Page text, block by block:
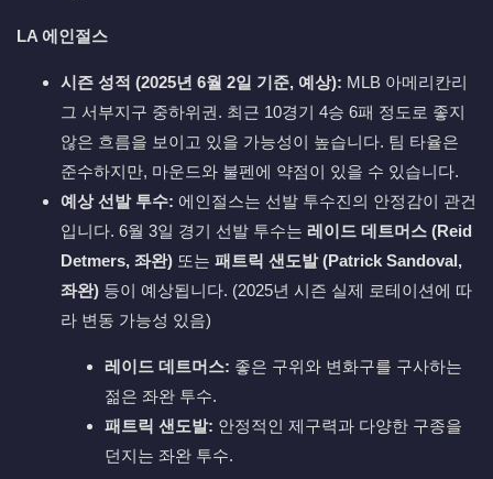
LA 에인절스
시즌 성적 (2025년 6월 2일 기준, 예상): MLB 아메리칸리
그 서부지구 중하위권. 최근 10경기 4승 6패 정도로 좋지
않은 흐름을 보이고 있을 가능성이 높습니다. 팀 타율은
준수하지만, 마운드와 불펜에 약점이 있을 수 있습니다.
예상 선발 투수: 에인절스는 선발 투수진의 안정감이 관건
입니다. 6월 3일 경기 선발 투수는 레이드 데트머스 (Reid
Detmers, 좌완) 또는 패트릭 샌도발 (Patrick Sandoval,
좌완) 등이 예상됩니다. (2025년 시즌 실제 로테이션에 따
라 변동 가능성 있음)
레이드 데트머스: 좋은 구위와 변화구를 구사하는
젊은 좌완 투수.
패트릭 샌도발: 안정적인 제구력과 다양한 구종을
던지는 좌완 투수.